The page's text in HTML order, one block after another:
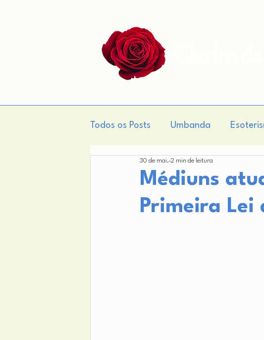
Todos os Posts Umbanda
Teogonia
Médiuns
Primeira Lei
30 de mai. 2 min de leitura